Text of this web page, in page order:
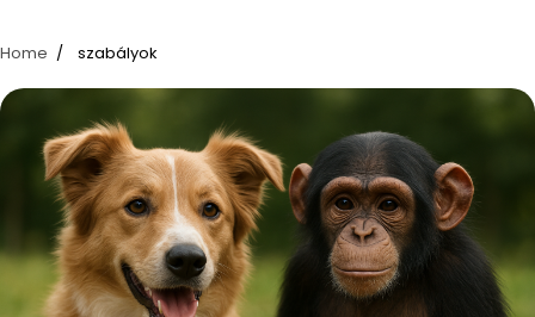
Home szabályok